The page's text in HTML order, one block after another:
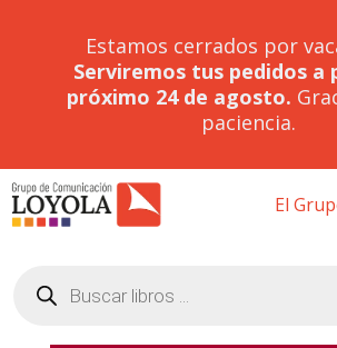
Estamos cerrados por
Serviremos tus pedidos a
próximo 24 de agosto.
paciencia.
El
productos